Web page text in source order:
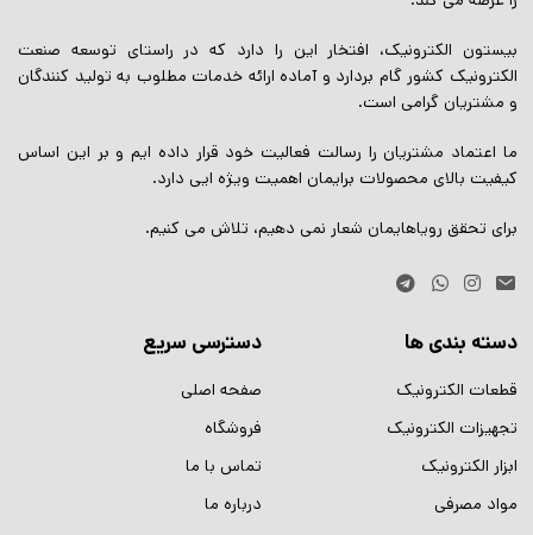
بیستون الکترونیک، افتخار این را دارد که در راستای توسعه صنعت
الکترونیک کشور گام بردارد و آماده ارائه خدمات مطلوب به تولید کنندگان
و مشتریان گرامی است.
ما اعتماد مشتریان را رسالت فعالیت خود قرار داده ایم و بر این اساس
کیفیت بالای محصولات برایمان اهمیت ویژه ایی دارد.
برای تحقق رویاهایمان شعار نمی دهیم، تلاش می کنیم.
دسته بندی ها
قطعات الکترونیک
تجهیزات الکترونیک
ابزار الکترونیک
مواد مصرفی
دسترسی سریع
صفحه اصلی
فروشگاه
تماس با ما
درباره ما